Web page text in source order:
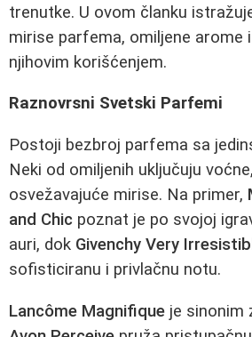
trenutke. U ovom članku
mirise parfema, omiljene arome
njihovim korišćenjem.
Raznovrsni Svetski Parfemi
Postoji bezbroj parfema sa
Neki od omiljenih uključuju
osvežavajuće mirise. Na primer,
and Chic poznat je po svojoj
auri, dok Givenchy Very
sofisticiranu i privlačnu notu.
Lancôme Magnifique je sinonim